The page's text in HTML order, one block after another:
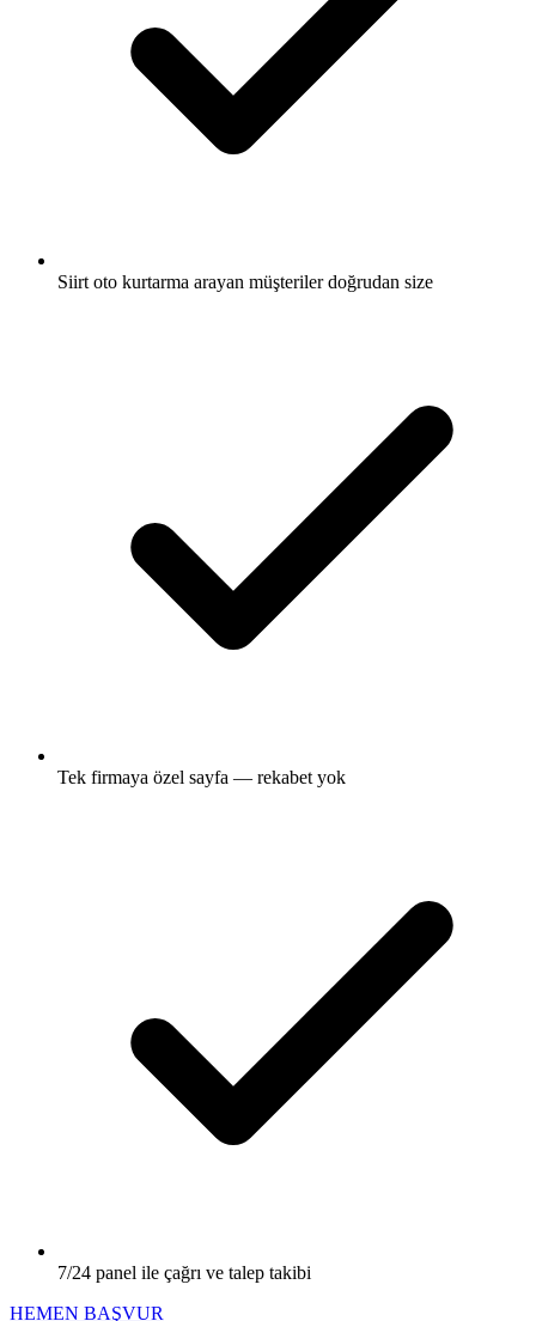
Siirt oto kurtarma arayan müşteriler doğrudan size
Tek firmaya özel sayfa — rekabet yok
7/24 panel ile çağrı ve talep takibi
HEMEN BAŞVUR